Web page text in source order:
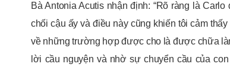
Bà Antonia Acutis nhận định: “Rõ ràng là
chối cậu ấy và điều này cũng khiến tôi cảm
về những trường hợp được cho là được chữa
lời cầu nguyện và nhờ sự chuyển cầu của